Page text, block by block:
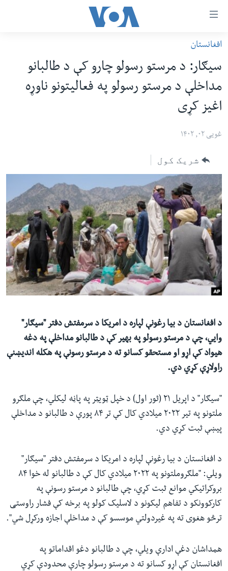
رسي
وړ
اتصالات
اصلي
عمومي
لارښود
ته
شئ
لټون
ځای
ته
لاړ
افغانستان
سیمه
امریکا
نړۍ
ځوانان
د بیان ازادي
روغتیا
سرمقاله
له مونږ سره په تماس کې پاتې شئ
ژبې
افغانستان
سیګار: د مرستو رسولو چارو کې د طالبانو
مداخلې د مرستو رسولو په فعالیتونو ناوړه
اغیز کړی
غویی ۰۲, ۱۴۰۲
شریک کول
د افغانستان د بیا رغونې لپاره د امریکا د سرمفتش دفتر "سیګار"
وايي، چې د مرستو رسولو په بهیر کې د طالبانو مداخلې په دغه
هیواد کې اړو او مستحقو کسانو ته د مرستو رسونې په هکله اندیښنې
راولاړې کړي دي.
"سیګار" د اپریل ۲۱ (ثور اول) د خپل ټویټر په پاڼه لیکلي، چې ملګرو
ملتونو په تیر ۲۰۲۲ میلادي کال کې تر ۸۴ پورې د طالبانو د مداخلې
پیښې ثبت کړي دي.
د افغانستان د بیا رغونې لپاره د امریکا د سرمفتش دفتر "سیګار"
ویلي: "ملګروملتونو په ۲۰۲۲ میلادي کال کې د طالبانو له خوا ۸۴
بروکراتیکي موانع ثبت کړي، چې طالبانو د مرستو رسونې په
کارکوونکو د تفاهم لیکونو د لاسلیک کولو په برخه کې فشار راوستی
ترڅو هغوی ته په غیردولتي موسسو کې د مداخلې اجازه ورکړل شي".
همداشان دغې ادارې ویلي، چې د طالبانو دغو اقداماتو په
افغانستان کې اړو کسانو ته د مرستو رسولو چارې محدودې کړي